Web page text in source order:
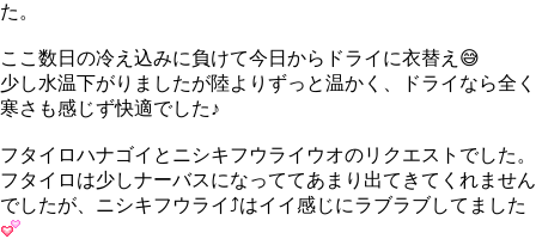
た。
ここ数日の冷え込みに負けて今日からドライに衣替え😅
少し水温下がりましたが陸よりずっと温かく、ドライなら全く
寒さも感じず快適でした♪
フタイロハナゴイとニシキフウライウオのリクエストでした。
フタイロは少しナーバスになっててあまり出てきてくれません
でしたが、ニシキフウライ⤴はイイ感じにラブラブしてました